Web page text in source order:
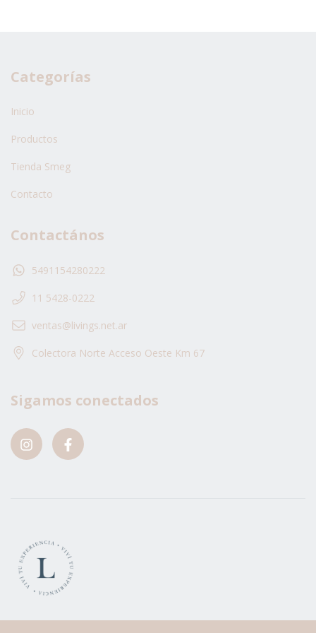
Categorías
Inicio
Productos
Tienda Smeg
Contacto
Contactános
5491154280222
11 5428-0222
ventas@livings.net.ar
Colectora Norte Acceso Oeste Km 67
Sigamos conectados